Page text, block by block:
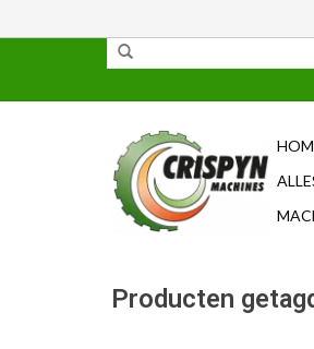
Producten
✓ 85% uit voorraad